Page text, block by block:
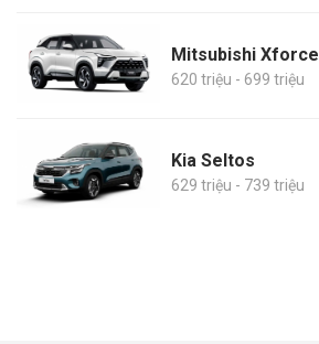
Mitsubishi Xforce
620 triệu - 699 triệu
Kia Seltos
629 triệu - 739 triệu